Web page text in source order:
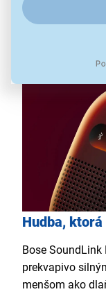
konštrukcia
Hudba,
Bose
prekvapivo
menšom ako